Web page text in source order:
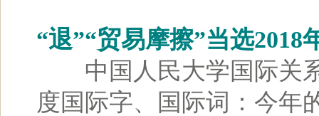
“退”“贸易摩擦”当选2018
中国人民大学国际关系
度国际字、国际词：今年